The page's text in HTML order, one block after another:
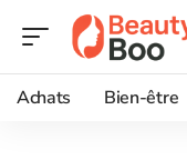
Achats Bien-être